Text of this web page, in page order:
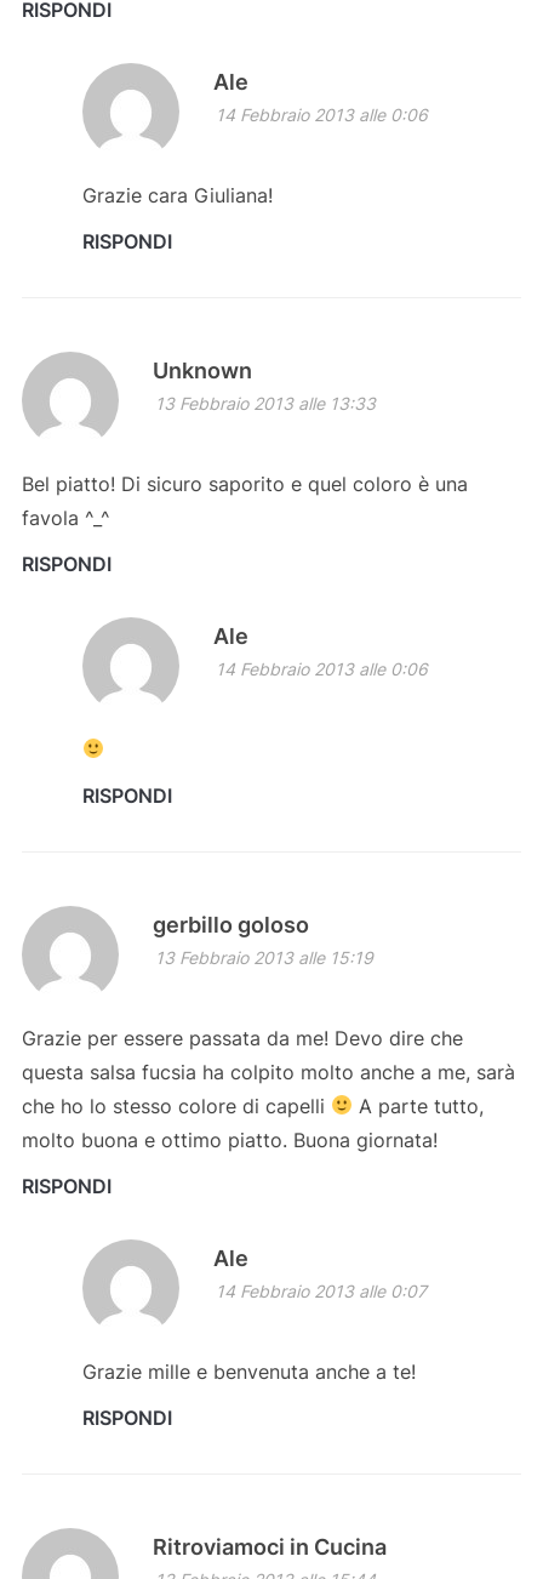
RISPONDI
Ale
14 Febbraio 2013 alle 0:06
Grazie cara Giuliana!
RISPONDI
Unknown
13 Febbraio 2013 alle 13:33
Bel piatto! Di sicuro saporito e quel coloro è una
favola ^_^
RISPONDI
Ale
14 Febbraio 2013 alle 0:06
RISPONDI
gerbillo goloso
13 Febbraio 2013 alle 15:19
Grazie per essere passata da me! Devo dire che
questa salsa fucsia ha colpito molto anche a me, sarà
che ho lo stesso colore di capelli
A parte tutto,
molto buona e ottimo piatto. Buona giornata!
RISPONDI
Ale
14 Febbraio 2013 alle 0:07
Grazie mille e benvenuta anche a te!
RISPONDI
Ritroviamoci in Cucina